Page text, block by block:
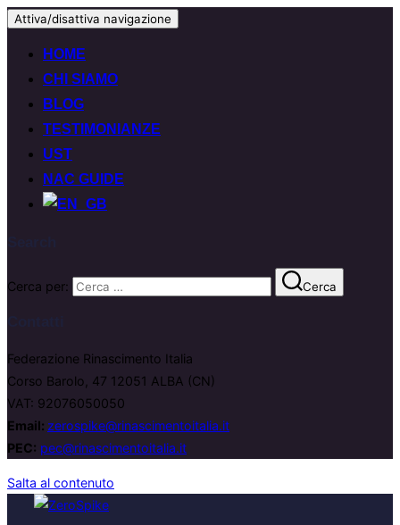
Attiva/disattiva navigazione
HOME
CHI SIAMO
BLOG
TESTIMONIANZE
UST
NAC GUIDE
Cerca per: Cerca
Federazione Rinascimento Italia
Corso Barolo, 47 12051 ALBA (CN)
VAT: 92076050050
Email: zerospike@rinascimentoitalia.it
PEC: pec@rinascimentoitalia.it
Salta al contenuto